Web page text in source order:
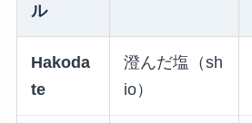
ル
Hakoda
te
澄んだ塩（sh
io）